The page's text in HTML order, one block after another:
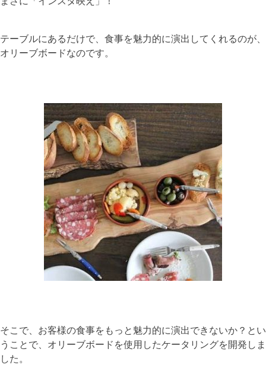
テーブルにあるだけで、食事を魅力的に演出してくれるのが、
オリーブボードなのです。
そこで、お客様の食事をもっと魅力的に演出できないか？とい
うことで、オリーブボードを使用したケータリングを開発しま
した。